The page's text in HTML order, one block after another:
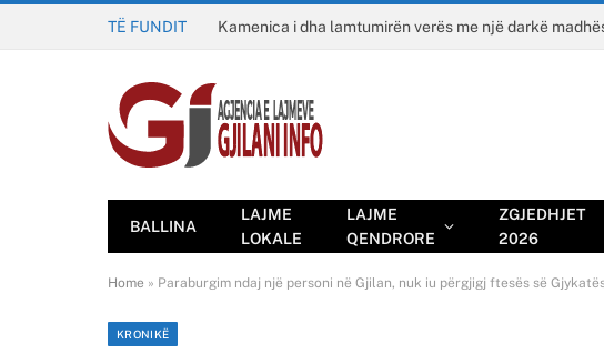
TË FUNDIT Kamenica i dha lamtumirën verës me një darkë
BALLINA
LAJME
LOKALE
LAJME
QENDRORE
ZGJEDHJET
2026
Home » Paraburgim ndaj një personi në Gjilan, nuk iu përgjigj ftesës së
KRONIKË